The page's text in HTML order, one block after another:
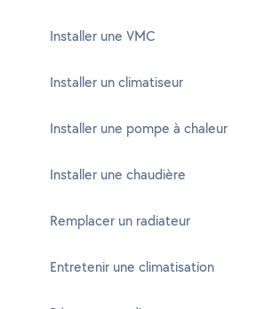
Installer une VMC
Installer un climatiseur
Installer une pompe à chaleur
Installer une chaudière
Remplacer un radiateur
Entretenir une climatisation